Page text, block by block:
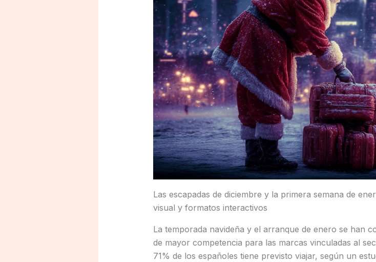
Las escapadas de diciembre y la primera semana de
visual y formatos interactivos
La temporada navideña y el arranque de enero se han
de mayor competencia para las marcas vinculadas al
71% de los españoles tiene previsto viajar, según un